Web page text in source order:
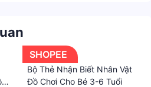
sản phẩm vui lòng
SHOPEE
Bộ Thẻ Nhận Biết Nhân Vật
Đồ Chơi Cho Bé 3-6 Tuổi